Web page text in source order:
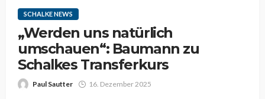
SCHALKE NEWS
„Werden uns natürlich
umschauen“: Baumann zu
Schalkes Transferkurs
Paul Sautter 16. Dezember 2025